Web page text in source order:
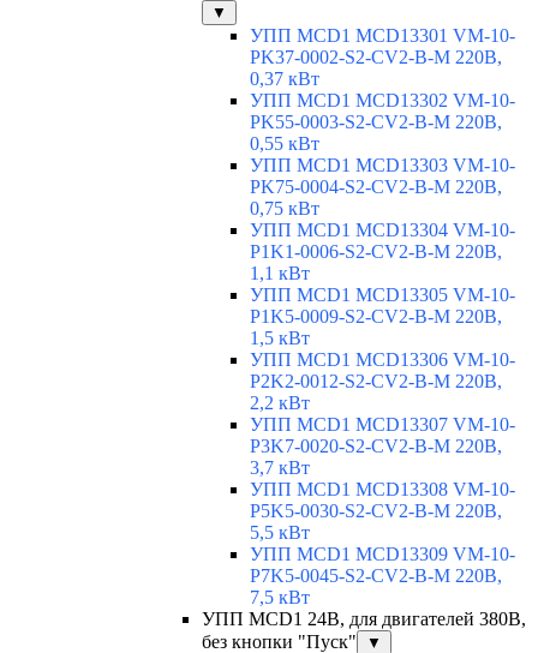
▼
УПП MCD1 MCD13301 VM-10-
PK37-0002-S2-CV2-B-M 220В,
0,37 кВт
УПП MCD1 MCD13302 VM-10-
PK55-0003-S2-CV2-B-M 220В,
0,55 кВт
УПП MCD1 MCD13303 VM-10-
PK75-0004-S2-CV2-B-M 220В,
0,75 кВт
УПП MCD1 MCD13304 VM-10-
P1K1-0006-S2-CV2-B-M 220В,
1,1 кВт
УПП MCD1 MCD13305 VM-10-
P1K5-0009-S2-CV2-B-M 220В,
1,5 кВт
УПП MCD1 MCD13306 VM-10-
P2K2-0012-S2-CV2-B-M 220В,
2,2 кВт
УПП MCD1 MCD13307 VM-10-
P3K7-0020-S2-CV2-B-M 220В,
3,7 кВт
УПП MCD1 MCD13308 VM-10-
P5K5-0030-S2-CV2-B-M 220В,
5,5 кВт
УПП MCD1 MCD13309 VM-10-
P7K5-0045-S2-CV2-B-M 220В,
7,5 кВт
УПП MCD1 24В, для двигателей 380В,
без кнопки "Пуск"
▼